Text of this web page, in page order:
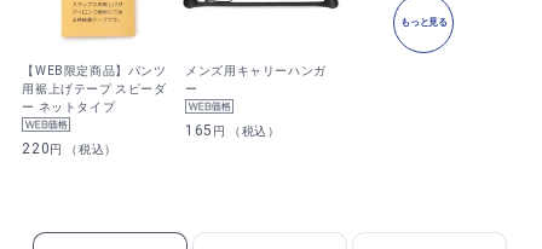
【WEB限定商品】パンツ
用裾上げテープ スピーダ
ー ネットタイプ
220円 （税込）
メンズ用キャリーハンガ
ー
165 円 （税込）
もっと見る